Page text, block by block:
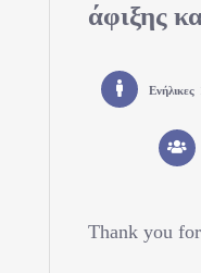
άφιξης
Ενήλικες
Thank you